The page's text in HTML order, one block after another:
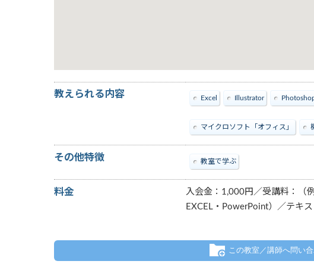
教えられる内容 Excel Illustrator
マイクロソフト「オフィス」
その他特徴 教室で学ぶ
料金
入会金：1,000円／受講料：（
EXCEL・PowerPoint）／テキ
この教室／講師へ問い